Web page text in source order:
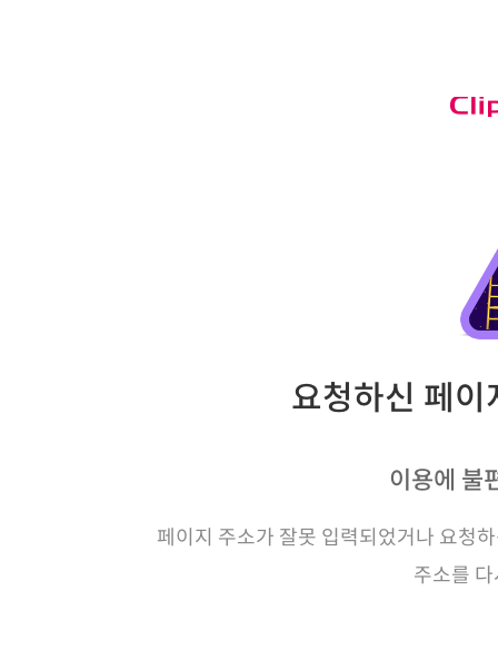
요청하신 페
이용에 불
페이지 주소가 잘못 입력되었거나 요청
주소를